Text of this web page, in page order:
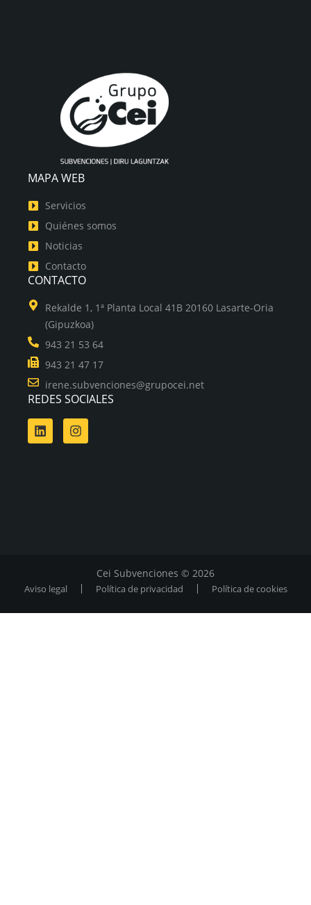
MAPA WEB
Servicios
Quiénes somos
Noticias
Contacto
CONTACTO
Rekalde 1, 1ª Planta Local 41B 20160 Lasarte-Oria
(Gipuzkoa)
943 21 53 64
943 21 47 17
irene.subvenciones@grupocei.net
REDES SOCIALES
Cei Subvenciones © 2026
Aviso legal Política de privacidad Política de cookies